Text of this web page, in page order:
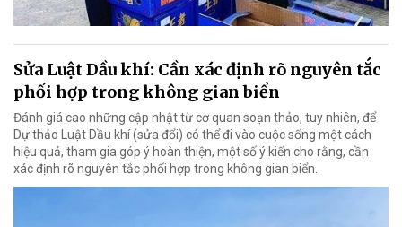
Sửa Luật Dầu khí: Cần xác định rõ nguyên tắc
phối hợp trong không gian biển
Đánh giá cao những cập nhật từ cơ quan soạn thảo, tuy nhiên, để
Dự thảo Luật Dầu khí (sửa đổi) có thể đi vào cuộc sống một cách
hiệu quả, tham gia góp ý hoàn thiện, một số ý kiến cho rằng, cần
xác định rõ nguyên tắc phối hợp trong không gian biển.